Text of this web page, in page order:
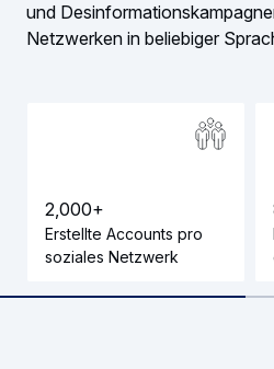
und
Netzwerken in beliebiger
2,000+
Erstellte Accounts pro
soziales Netzwerk